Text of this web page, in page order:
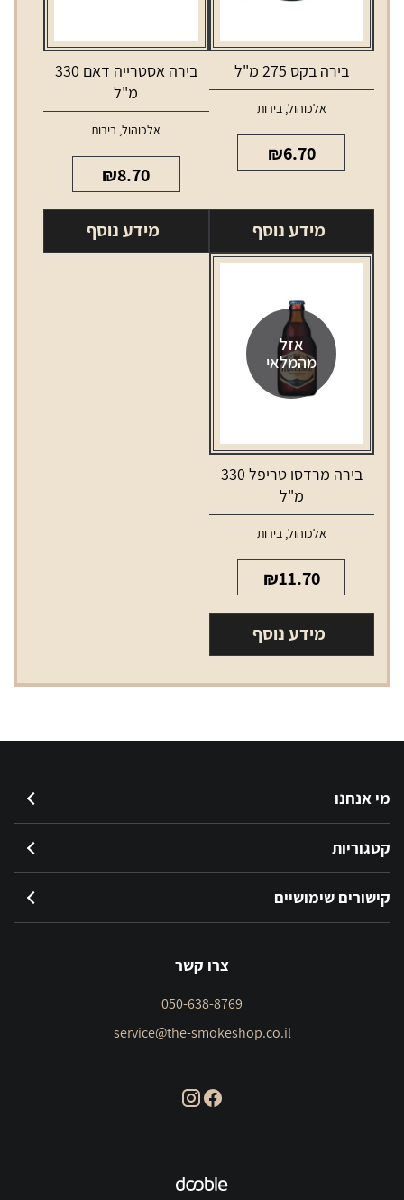
בירה בקס 275 מ"ל
אלכוהול,בירות
₪6.70
מידע נוסף
בירה אסטרייה דאם 330
מ"ל
אלכוהול, בירות
₪8.70
מידע נוסף
אזל
מהמלאי
בירה מרדסו טריפל 330
מ"ל
אלכוהול,בירות
₪11.70
מידע נוסף
מי אנחנו
קטגוריות
קישורים שימושיים
צרו קשר
050-638-8769
service@the-smokeshop.co.il